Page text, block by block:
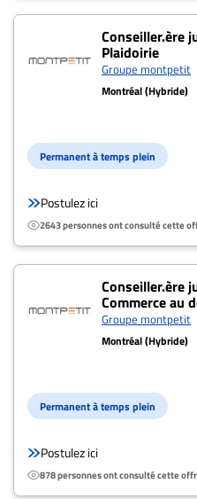
Conseiller.ère
Plaidoirie
Groupe montpetit
Montréal (Hybride)
Permanent à temps plein
Postulez ici
2643 personnes ont consulté cette
Conseiller.ère
Commerce au
Groupe montpetit
Montréal (Hybride)
Permanent à temps plein
Postulez ici
878 personnes ont consulté cette